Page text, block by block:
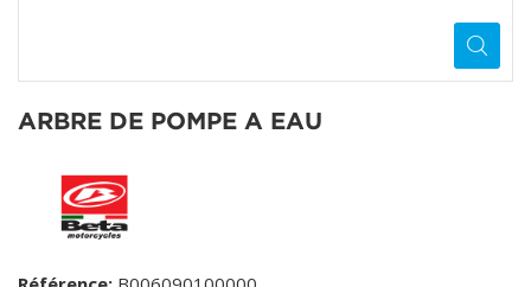
ARBRE DE POMPE A EAU